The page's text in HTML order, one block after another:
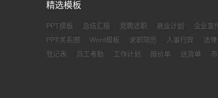
精选模板
PPT模板 总结汇报 竞聘述职 商业计划
企业宣
PPT关系图
Word模板 求职简历 人事行政
法
登记表
员工考勤 工作计划 报价单 送货单